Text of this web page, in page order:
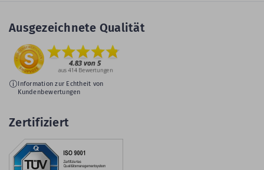
Ausgezeichnete Qualität
Information zur Echtheit von
Kundenbewertungen
Zertifiziert